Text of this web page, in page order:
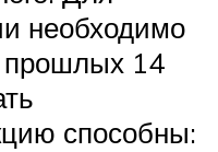
необходимо
прошлых 14
способны: